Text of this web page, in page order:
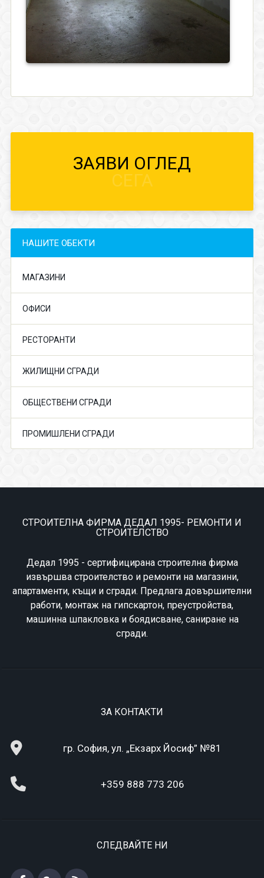
ЗАЯВИ ОГЛЕД
СЕГА
НАШИТЕ ОБЕКТИ
МАГАЗИНИ
ОФИСИ
РЕСТОРАНТИ
ЖИЛИЩНИ СГРАДИ
ОБЩЕСТВЕНИ СГРАДИ
ПРОМИШЛЕНИ СГРАДИ
СТРОИТЕЛНА ФИРМА ДЕДАЛ 1995- РЕМОНТИ И
СТРОИТЕЛСТВО
Дедал 1995 - сертифицирана строителна фирма
извършва строителство и ремонти на магазини,
апартаменти, къщи и сгради. Предлага довършителни
работи, монтаж на гипскартон, преустройства,
машинна шпакловка и боядисване, саниране на
сгради.
ЗА КОНТАКТИ
гр. София, ул. „Екзарх Йосиф” №81
+359 888 773 206
СЛЕДВАЙТЕ НИ